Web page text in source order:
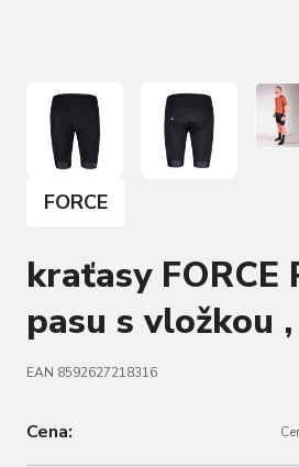
FORCE
kraťasy FORCE
pasu s vložkou
EAN 8592627218316
Cena: